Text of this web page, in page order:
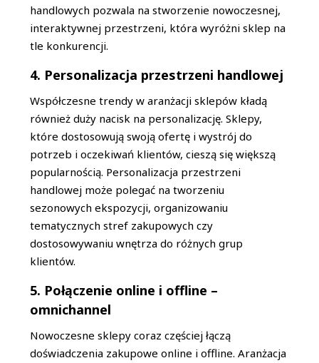
handlowych pozwala na stworzenie nowoczesnej,
interaktywnej przestrzeni, która wyróżni sklep na
tle konkurencji.
4. Personalizacja przestrzeni handlowej
Współczesne trendy w aranżacji sklepów kładą
również duży nacisk na personalizację. Sklepy,
które dostosowują swoją ofertę i wystrój do
potrzeb i oczekiwań klientów, cieszą się większą
popularnością. Personalizacja przestrzeni
handlowej może polegać na tworzeniu
sezonowych ekspozycji, organizowaniu
tematycznych stref zakupowych czy
dostosowywaniu wnętrza do różnych grup
klientów.
5. Połączenie online i offline –
omnichannel
Nowoczesne sklepy coraz częściej łączą
doświadczenia zakupowe online i offline. Aranżacja